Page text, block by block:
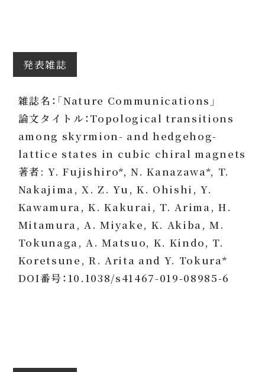
発表雑誌
雑誌名：「Nature Communications」
論文タイトル：Topological transitions
among skyrmion- and hedgehog-
lattice states in cubic chiral magnets
著者: Y. Fujishiro*, N. Kanazawa*, T.
Nakajima, X. Z. Yu, K. Ohishi, Y.
Kawamura, K. Kakurai, T. Arima, H.
Mitamura, A. Miyake, K. Akiba, M.
Tokunaga, A. Matsuo, K. Kindo, T.
Koretsune, R. Arita and Y. Tokura*
DOI番号：10.1038/s41467-019-08985-6